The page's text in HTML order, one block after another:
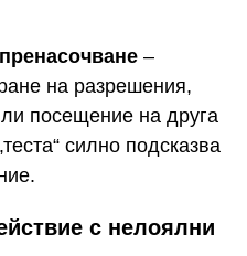
–
на разрешения,
посещение на друга
силно подсказва
с нелоялни